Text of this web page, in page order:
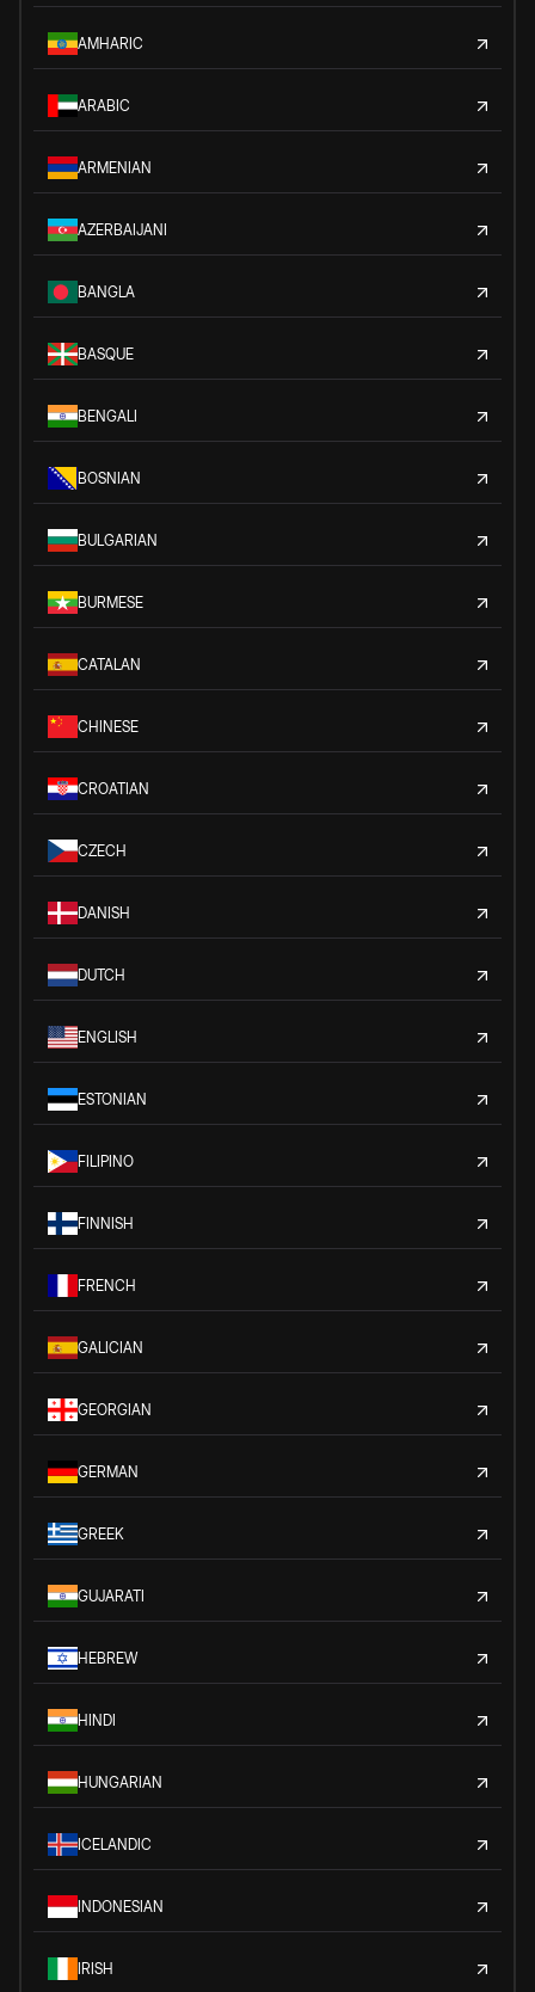
AMHARIC
ARABIC
ARMENIAN
AZERBAIJANI
BANGLA
BASQUE
BENGALI
BOSNIAN
BULGARIAN
BURMESE
CATALAN
CHINESE
CROATIAN
CZECH
DANISH
DUTCH
ENGLISH
ESTONIAN
FILIPINO
FINNISH
FRENCH
GALICIAN
GEORGIAN
GERMAN
GREEK
GUJARATI
HEBREW
HINDI
HUNGARIAN
ICELANDIC
INDONESIAN
IRISH